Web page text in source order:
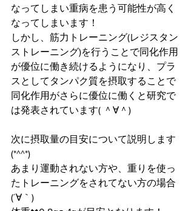
なってしまい重病を患う可能性が高く
なってしまいます！
しかし、筋力トレーニング(レジスタン
ストレーニング)を行うことで同化作用
が優位に働き続けるようになり、プラ
スとしてタンパク質を摂取することで
同化作用がさらに優位に働くと研究で
は発表されています( ＾∀＾)
次に摂取量の目安について説明します
(*^^*)
あまり運動されない方や、重りを使っ
たトレーニングをされてない方の場合
(´∀｀)